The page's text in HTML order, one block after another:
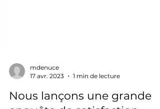
mdenuce
17 avr. 2023
1 min de lecture